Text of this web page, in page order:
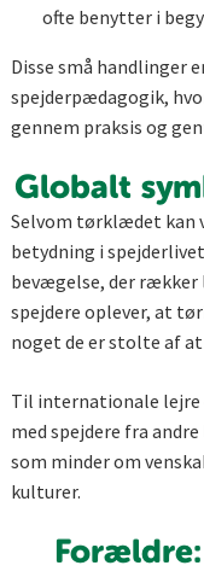
ofte benytter i
Disse små handlinger
spejderpædagogik,
gennem praksis og
Globalt
Selvom tørklædet kan
betydning i
bevægelse, der rækker
spejdere oplever, at
noget de er stolte af
Til internationale
med spejdere fra
som minder om
kulturer.